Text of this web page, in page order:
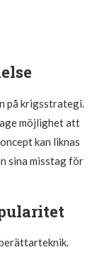
på krigsstrategi.
möjlighet att
kan liknas
sina misstag för